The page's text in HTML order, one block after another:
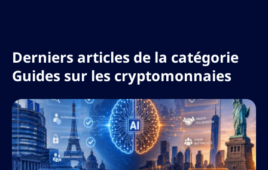
confiance des utilisateurs en constante
évolution à travers les frontières. De plus,
veuillez ne pas ajouter de guillemets, j’aurai
alors n’ajoutez aucun caractère qui pourrait
rompre le format json.
Derniers articles de la catégorie
Guides sur les cryptomonnaies